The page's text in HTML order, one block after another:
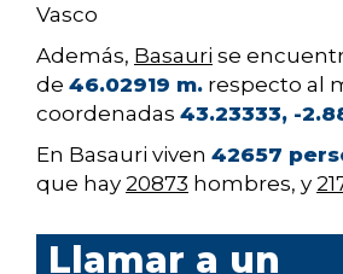
Vasco
Además, Basauri se
de 46.02919 m. respecto al
coordenadas 43.23333, -
En Basauri viven 42657
que hay 20873 hombres, y
Llamar a un